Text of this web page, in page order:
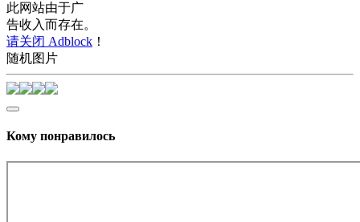
此网站由于广
告收入而存在。
请关闭 Adblock ！
随机图片
Кому понравилось